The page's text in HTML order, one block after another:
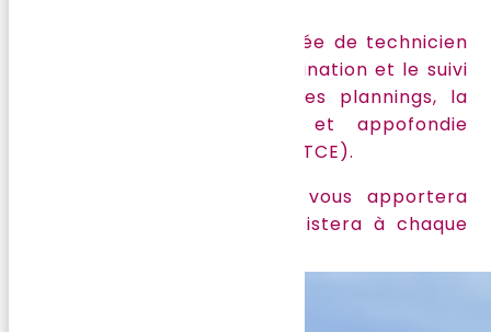
SOPICONCEPT est composée de technicien
compétents dans la coordination et le suivi
de chantier, la gestion des plannings, la
connaissance technique et appofondie
dans le Tous Corps d’Etat (TCE).
Notre équipe dynamique vous apportera
son expertise et vous assistera à chaque